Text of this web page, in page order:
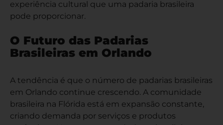
experiência cultural que uma padaria brasileira
pode proporcionar.
O Futuro das Padarias
Brasileiras em Orlando
A tendência é que o número de padarias brasileiras
em Orlando continue crescendo. A comunidade
brasileira na Flórida está em expansão constante,
criando demanda por serviços e produtos